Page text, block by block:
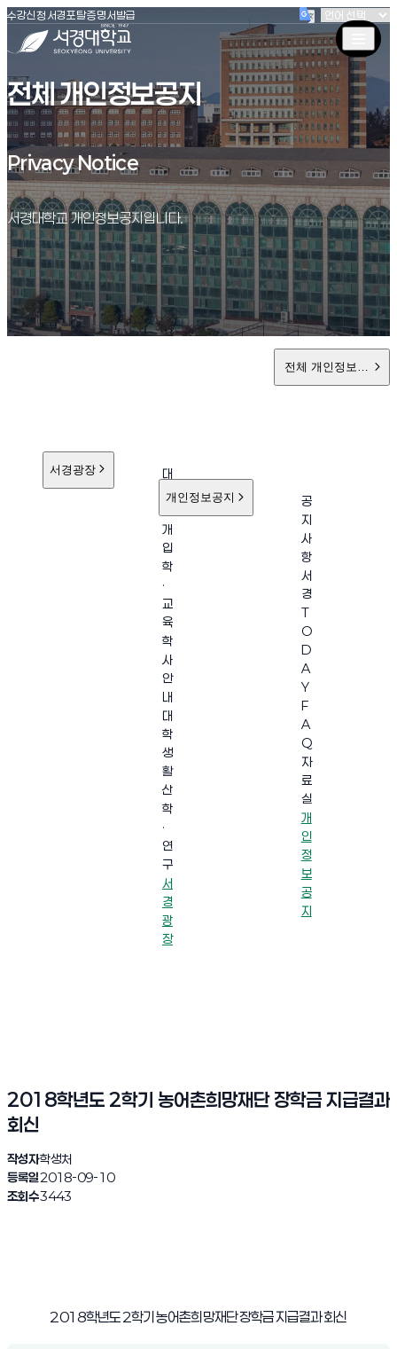
서경대학교
수강신청 (새창 열림)
서경포탈(새창 열림)
증명서발급(새창 열림)
전체 개인정보공지
Privacy Notice
Privacy Notice
서경대학교 개인정보공지입니다.
서경광장
대
학
개
입
학
·
교
육
학
사
안
내
대
학
생
활
산
학
·
연
구
서
경
광
장
개인정보공지
공
지
사
항
서
경
T
O
D
A
Y
F
A
Q
자
료
실
개
인
정
보
공
지
전체 개인정보공지
2018학년도 2학기 농어촌희망재단 장학금 지급결과
회신
작성자학생처
등록일2018-09-10
조회수3443
2018학년도2학기 농어촌희망재단 장학금 지급결과 회신